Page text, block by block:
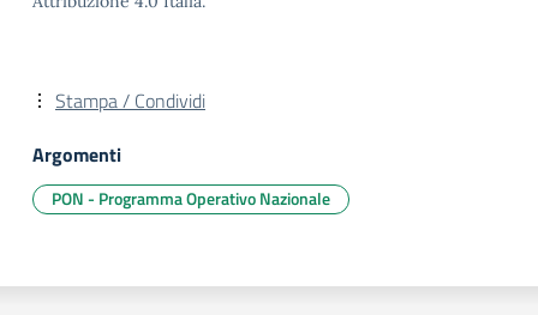
Stampa / Condividi
Argomenti
PON - Programma Operativo Nazionale